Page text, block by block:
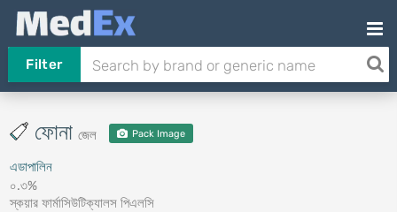
Filter
ফোনা জেল Pack Image
এডাপালিন
০.৩%
স্কয়ার ফার্মাসিউটিক্যালস পিএলসি